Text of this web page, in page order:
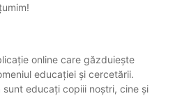
online care găzduiește
educației și cercetării.
educați copiii noștri, cine și